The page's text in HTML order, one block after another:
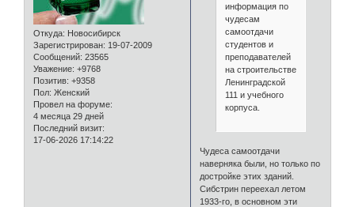
Откуда: Новосибирск
Зарегистрирован: 19-07-2009
Сообщений: 23565
Уважение: +9768
Позитив: +9358
Пол: Женский
Провел на форуме:
4 месяца 29 дней
Последний визит:
17-06-2026 17:14:22
информация по
чудесам
самоотдачи
студентов и
преподавателей
на строительстве
Ленинградской
111 и учебного
корпуса.
Чудеса самоотдачи
наверняка были, но только по
достройке этих зданий.
Сибстрин переехал летом
1933-го, в основном эти